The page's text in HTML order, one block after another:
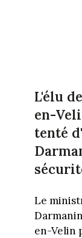
L'élu
en-
tenté
Le
en-Velin